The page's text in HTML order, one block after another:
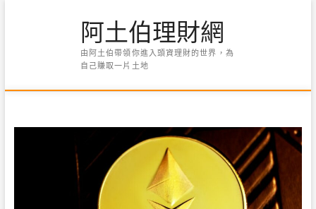
阿土伯理財網
由阿土伯帶領你進入頭資理財的世界，為
自己賺取一片土地